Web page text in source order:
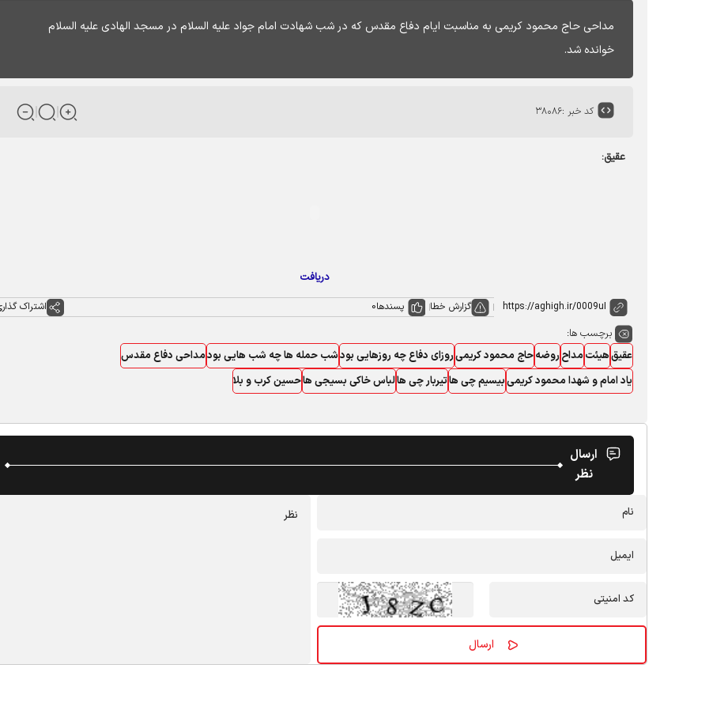
مداحی حاج محمود کریمی به مناسبت ایام دفاع مقدس که در شب شهادت امام جواد علیه السلام در مسجد الهادی علیه السلام
خوانده شد.
کد خبر :۳۸۰۸۶
عقیق:
دریافت
گزارش خطا پسندها0 اشتراک
برچسب ها:
عقیقهیئت مداح روضهحاج محمود کریمیروزای دفاع چه روزهایی بودشب حمله ها چه شب هایی بودمداحی دفاع مقدس
یاد امام و شهدا محمود کریمیبیسیم چی هاتیربار چی هالباس خاکی بسیجی هاحسین کرب و بلا
ارسال
نظر